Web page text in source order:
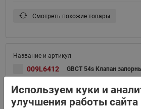
Смотреть похожие товары
009L6412 GBCT 54s Клапан
Смотреть похожие товары
Используем куки и
улучшения работы сайта